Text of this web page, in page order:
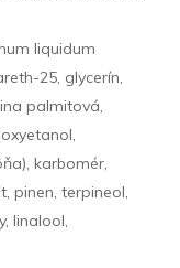
liquidum
25, glycerín,
palmitová,
karbomér,
pinen, terpineol,
linalool,